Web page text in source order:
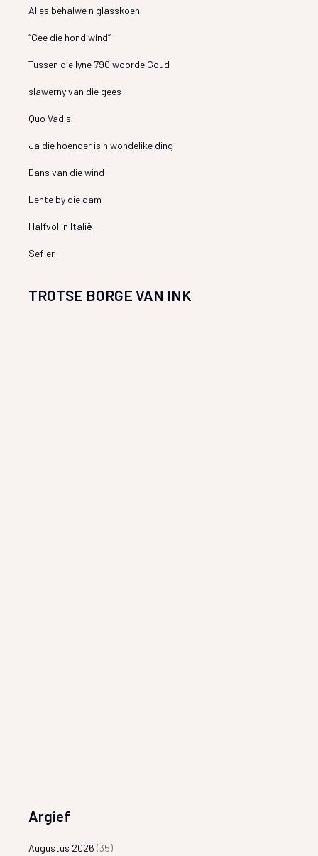
Alles behalwe n glasskoen
“Gee die hond wind”
Tussen die lyne 790 woorde Goud
slawerny van die gees
Quo Vadis
Ja die hoender is n wondelike ding
Dans van die wind
Lente by die dam
Halfvol in Italië
Sefier
TROTSE BORGE VAN INK
Argief
Augustus 2026 (35)